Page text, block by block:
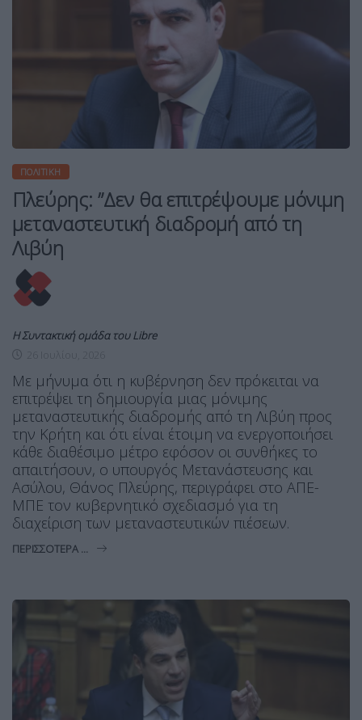
ΠΟΛΙΤΙΚΉ
Πλεύρης: ”Δεν θα επιτρέψουμε μόνιμη
μεταναστευτική διαδρομή από τη
Λιβύη
Η Συντακτική ομάδα του Libre
Με μήνυμα ότι η κυβέρνηση δεν πρόκειται να
επιτρέψει τη δημιουργία μιας μόνιμης
μεταναστευτικής διαδρομής από τη Λιβύη προς
την Κρήτη και ότι είναι έτοιμη να ενεργοποιήσει
κάθε διαθέσιμο μέτρο εφόσον οι συνθήκες το
απαιτήσουν, ο υπουργός Μετανάστευσης και
Ασύλου, Θάνος Πλεύρης, περιγράφει στο ΑΠΕ-
ΜΠΕ τον κυβερνητικό σχεδιασμό για τη
διαχείριση των μεταναστευτικών πιέσεων.
ΠΕΡΙΣΣΌΤΕΡΑ ...